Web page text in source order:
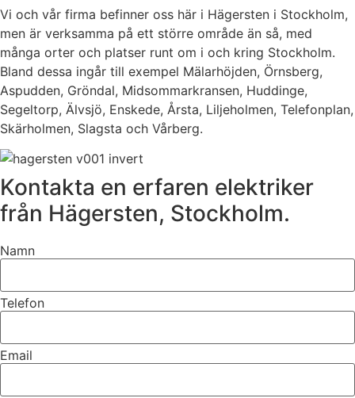
Vi och vår firma befinner oss här i Hägersten i Stockholm,
men är verksamma på ett större område än så, med
många orter och platser runt om i och kring Stockholm.
Bland dessa ingår till exempel Mälarhöjden, Örnsberg,
Aspudden, Gröndal, Midsommarkransen, Huddinge,
Segeltorp, Älvsjö, Enskede, Årsta, Liljeholmen, Telefonplan,
Skärholmen, Slagsta och Vårberg.
Kontakta en erfaren elektriker
från Hägersten, Stockholm.
Namn
Telefon
Email